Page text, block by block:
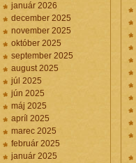
január 2026
december 2025
november 2025
október 2025
september 2025
august 2025
júl 2025
jún 2025
máj 2025
apríl 2025
marec 2025
február 2025
január 2025